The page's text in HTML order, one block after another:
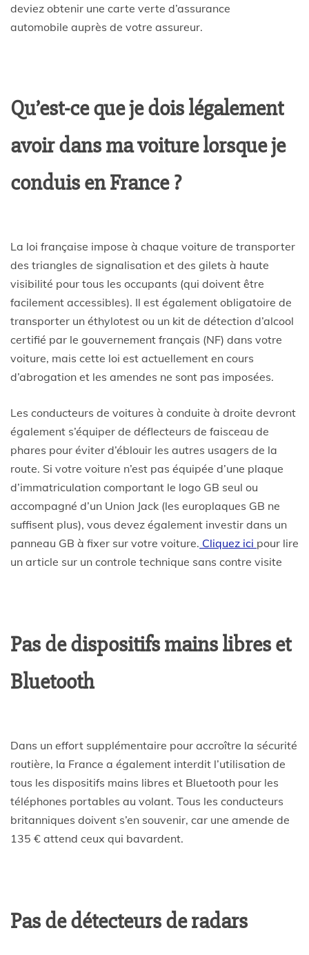
deviez obtenir une carte verte d’assurance
automobile auprès de votre assureur.
Qu’est-ce que je dois légalement
avoir dans ma voiture lorsque je
conduis en France ?
La loi française impose à chaque voiture de transporter
des triangles de signalisation et des gilets à haute
visibilité pour tous les occupants (qui doivent être
facilement accessibles). Il est également obligatoire de
transporter un éthylotest ou un kit de détection d’alcool
certifié par le gouvernement français (NF) dans votre
voiture, mais cette loi est actuellement en cours
d’abrogation et les amendes ne sont pas imposées.
Les conducteurs de voitures à conduite à droite devront
également s’équiper de déflecteurs de faisceau de
phares pour éviter d’éblouir les autres usagers de la
route. Si votre voiture n’est pas équipée d’une plaque
d’immatriculation comportant le logo GB seul ou
accompagné d’un Union Jack (les europlaques GB ne
suffisent plus), vous devez également investir dans un
panneau GB à fixer sur votre voiture. Cliquez ici pour lire
un article sur un controle technique sans contre visite
Pas de dispositifs mains libres et
Bluetooth
Dans un effort supplémentaire pour accroître la sécurité
routière, la France a également interdit l’utilisation de
tous les dispositifs mains libres et Bluetooth pour les
téléphones portables au volant. Tous les conducteurs
britanniques doivent s’en souvenir, car une amende de
135 € attend ceux qui bavardent.
Pas de détecteurs de radars